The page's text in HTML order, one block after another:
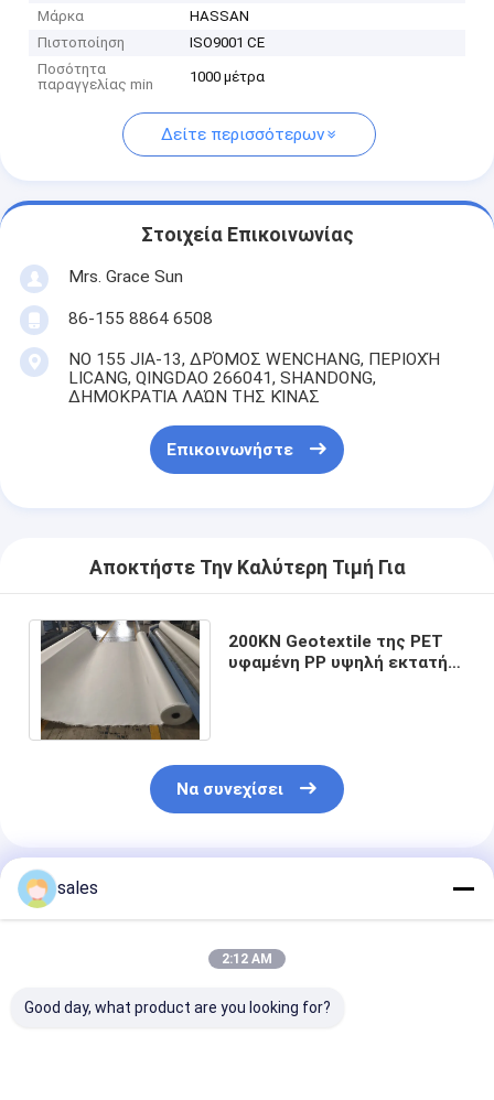
Μάρκα
HASSAN
Πιστοποίηση
ISO9001 CE
Ποσότητα
παραγγελίας min
1000 μέτρα
Δείτε περισσότερων
Στοιχεία Επικοινωνίας
Mrs. Grace Sun
86-155 8864 6508
ΝΟ 155 JIA-13, ΔΡΌΜΟΣ WENCHANG, ΠΕΡΙΟΧΉ
LICANG, QINGDAO 266041, SHANDONG,
ΔΗΜΟΚΡΑΤΊΑ ΛΑΏΝ ΤΗΣ ΚΊΝΑΣ
Επικοινωνήστε
Αποκτήστε Την Καλύτερη Τιμή Για
200KN Geotextile της PET
υφαμένη PP υψηλή εκτατή
Να συνεχίσει
Συνιστώμενα Προϊόντα
sales
2:12 AM
Good day, what product are you looking for?